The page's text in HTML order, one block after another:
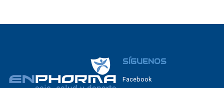
SÍGUENOS
Facebook